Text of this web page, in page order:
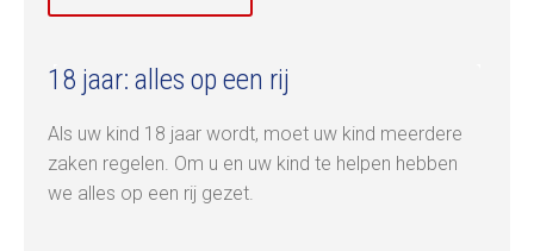
18 jaar: alles op een rij
Als uw kind 18 jaar wordt, moet uw kind meerdere
zaken regelen. Om u en uw kind te helpen hebben
we alles op een rij gezet.